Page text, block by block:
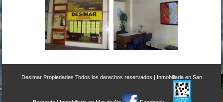
Desimar Propiedades Todos los derechos reservados | Inmobiliaria en San